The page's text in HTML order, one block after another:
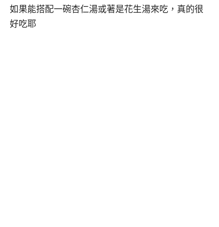
如果能搭配一碗杏仁湯或著是花生湯來吃，真的很
好吃耶